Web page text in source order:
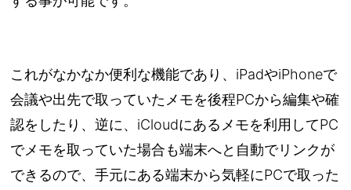
これがなかなか便利な機能であり、iPadやiPhoneで
会議や出先で取っていたメモを後程PCから編集や確
認をしたり、逆に、iCloudにあるメモを利用してPC
でメモを取っていた場合も端末へと自動でリンクが
できるので、手元にある端末から気軽にPCで取った